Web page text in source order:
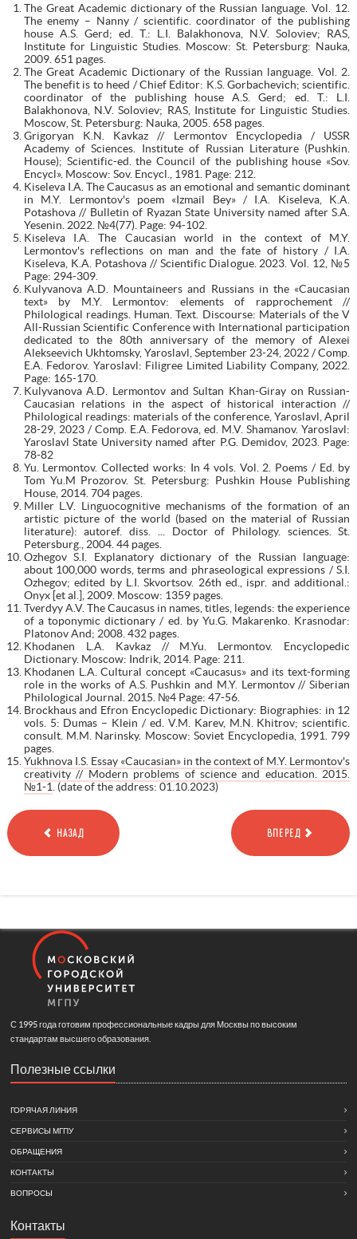
The Great Academic dictionary of the Russian language. Vol. 12.
The enemy – Nanny / scientific. coordinator of the publishing
house A.S. Gerd; ed. T.: L.I. Balakhonova, N.V. Soloviev; RAS,
Institute for Linguistic Studies. Moscow: St. Petersburg: Nauka,
2009. 651 pages.
The Great Academic Dictionary of the Russian language. Vol. 2.
The benefit is to heed / Chief Editor: K.S. Gorbachevich; scientific.
coordinator of the publishing house A.S. Gerd; ed. T.: L.I.
Balakhonova, N.V. Soloviev; RAS, Institute for Linguistic Studies.
Moscow, St. Petersburg: Nauka, 2005. 658 pages.
Grigoryan K.N. Kavkaz // Lermontov Encyclopedia / USSR
Academy of Sciences. Institute of Russian Literature (Pushkin.
House); Scientific-ed. the Council of the publishing house «Sov.
Encycl». Moscow: Sov. Encycl., 1981. Page: 212.
Kiseleva I.A. The Caucasus as an emotional and semantic dominant
in M.Y. Lermontov's poem «Izmail Bey» / I.A. Kiseleva, K.A.
Potashova // Bulletin of Ryazan State University named after S.A.
Yesenin. 2022. №4(77). Page: 94-102.
Kiseleva I.A. The Caucasian world in the context of M.Y.
Lermontov's reflections on man and the fate of history / I.A.
Kiseleva, K.A. Potashova // Scientific Dialogue. 2023. Vol. 12, №5
Page: 294-309.
Kulyvanova A.D. Mountaineers and Russians in the «Caucasian
text» by M.Y. Lermontov: elements of rapprochement //
Philological readings. Human. Text. Discourse: Materials of the V
All-Russian Scientific Conference with International participation
dedicated to the 80th anniversary of the memory of Alexei
Alekseevich Ukhtomsky, Yaroslavl, September 23-24, 2022 / Comp.
E.A. Fedorov. Yaroslavl: Filigree Limited Liability Company, 2022.
Page: 165-170.
Kulyvanova A.D. Lermontov and Sultan Khan-Giray on Russian-
Caucasian relations in the aspect of historical interaction //
Philological readings: materials of the conference, Yaroslavl, April
28-29, 2023 / Comp. E.A. Fedorova, ed. M.V. Shamanov. Yaroslavl:
Yaroslavl State University named after P.G. Demidov, 2023. Page:
78-82
Yu. Lermontov. Collected works: In 4 vols. Vol. 2. Poems / Ed. by
Tom Yu.M Prozorov. St. Petersburg: Pushkin House Publishing
House, 2014. 704 pages.
Miller L.V. Linguocognitive mechanisms of the formation of an
artistic picture of the world (based on the material of Russian
literature): autoref. diss. ... Doctor of Philology. sciences. St.
Petersburg., 2004. 44 pages.
Ozhegov S.I. Explanatory dictionary of the Russian language:
about 100,000 words, terms and phraseological expressions / S.I.
Ozhegov; edited by L.I. Skvortsov. 26th ed., ispr. and additional.:
Onyx [et al.], 2009. Moscow: 1359 pages.
Tverdyy A.V. The Caucasus in names, titles, legends: the experience
of a toponymic dictionary / ed. by Yu.G. Makarenko. Krasnodar:
Platonov And; 2008. 432 pages.
Khodanen L.A. Kavkaz // M.Yu. Lermontov. Encyclopedic
Dictionary. Moscow: Indrik, 2014. Page: 211.
Khodanen L.A. Cultural concept «Caucasus» and its text-forming
role in the works of A.S. Pushkin and M.Y. Lermontov // Siberian
Philological Journal. 2015. №4 Page: 47-56.
Brockhaus and Efron Encyclopedic Dictionary: Biographies: in 12
vols. 5: Dumas – Klein / ed. V.M. Karev, M.N. Khitrov; scientific.
consult. M.M. Narinsky. Moscow: Soviet Encyclopedia, 1991. 799
pages.
Yukhnova I.S. Essay «Caucasian» in the context of M.Y. Lermontov's
creativity // Modern problems of science and education. 2015.
№1-1 . (date of the address: 01.10.2023)
НАЗАД ВПЕРЕД
С 1995 года готовим профессиональные кадры для Москвы по высоким
стандартам высшего образования.
Полезные ссылки
ГОРЯЧАЯ ЛИНИЯ
СЕРВИСЫ МГПУ
ОБРАЩЕНИЯ
КОНТАКТЫ
ВОПРОСЫ
Контакты